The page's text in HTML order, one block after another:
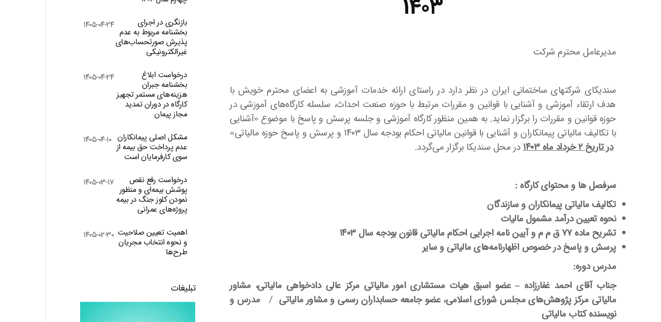
۱۴۰۳
مدیرعامل محترم شرکت
سندیکای شرکتهای ساختمانی ایران در نظر دارد در راستای ارائه خدمات آموزشی به اعضای محترم خویش با
هدف ارتقاء آموزشی و آشنایی با قوانین و مقررات مرتبط با حوزه صنعت احداث، سلسله کارگاه‌های آموزشی در
حوزه قوانین و مقررات را برگزار نماید. به همین منظور کارگاه آموزشی و جلسه پرسش و پاسخ با موضوع «آشنایی
با تکالیف مالیاتی پیمانکاران و آشنایی با قوانین مالیاتی احکام بودجه سال ۱۴۰۳ و پرسش و پاسخ حوزه مالیاتی»
در تاریخ ۲ خرداد ماه ۱۴۰۳ در محل سندیکا برگزار می‌گردد.
سرفصل ها و محتوای کارگاه :
تکالیف مالیاتی پیمانکاران و سازندگان
نحوه تعیین درآمد مشمول مالیات
تشریح ماده ۷۷ ق م م و آیین نامه اجرایی احکام مالیاتی قانون بودجه سال ۱۴۰۳
پرسش و پاسخدر خصوص اظهارنامه‌های مالیاتی و سایر
مدرس دوره:
جناب آقایاحمد غفارزاده– عضو اسبق هیات مستشاری امور مالیاتی مرکز عالی دادخواهی مالیاتی، مشاور
مالیاتی مرکز پژوهش‌های مجلس شورای اسلامی، عضو جامعه حسابداران رسمی و مشاور مالیاتی / مدرس و
نویسنده کتاب مالیاتی
بازنگری در اجرای
بخشنامه مربوط به عدم
پذیرش صورتحساب‌های
غیرالکترونیکی
۱۴۰۵-۰۴-۲۴
درخواست ابلاغ
بخشنامه جبران
هزینه‌های مستمر تجهیز
کارگاه در دوران تمدید
مجاز پیمان
۱۴۰۵-۰۴-۲۴
مشکل اصلی پیمانکاران
عدم پرداخت حق بیمه از
سوی کارفرمایان است
۱۴۰۵-۰۴-۱۰
درخواست رفع نقص
پوشش بیمه‌ای و منظور
نمودن کلوز جنگ در بیمه
پروژه‌های عمرانی
۱۴۰۵-۰۳-۱۷
اهمیت تعیین صلاحیت
و نحوه انتخاب مجریان
طرح‌ها
۱۴۰۵-۰۲-۳۰
تبلیغات